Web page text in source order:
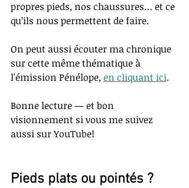
propres pieds, nos chaussures… et ce
qu’ils nous permettent de faire.
On peut aussi écouter ma chronique
sur cette même thématique à
l'émission Pénélope, en cliquant ici.
Bonne lecture — et bon
visionnement si vous me suivez
aussi sur YouTube!
Pieds plats ou pointés ?